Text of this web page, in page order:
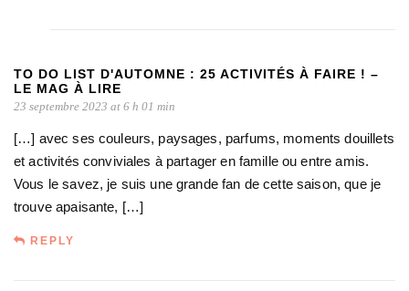
TO DO LIST D'AUTOMNE : 25 ACTIVITÉS À FAIRE ! –
LE MAG À LIRE
23 septembre 2023 at 6 h 01 min
[…] avec ses couleurs, paysages, parfums, moments douillets
et activités conviviales à partager en famille ou entre amis.
Vous le savez, je suis une grande fan de cette saison, que je
trouve apaisante, […]
REPLY